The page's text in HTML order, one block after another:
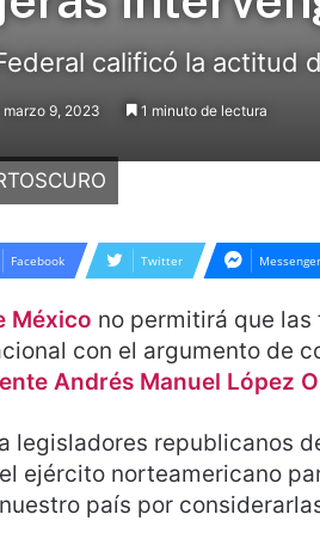
calificó la actitud
marzo 9, 2023 1 minuto de lectura
Facebook Twitter Messenger
México no permitirá que
con el argumento de
Andrés Manuel López
legisladores republicanos
ejército norteamericano
país por